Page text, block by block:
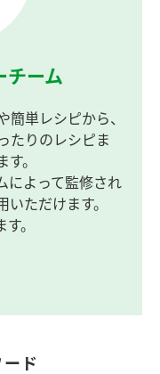
チーム
簡単レシピから、
たりのレシピま
。
によって監修され
ただけます。
。
ド